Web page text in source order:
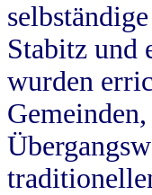
Stabitz und
wurden